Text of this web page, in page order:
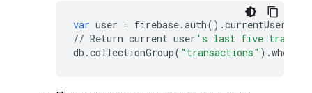
var user = firebase.auth() .currentUser
// Return current user 's last five
db .collectionGroup( "transactions" ) .where